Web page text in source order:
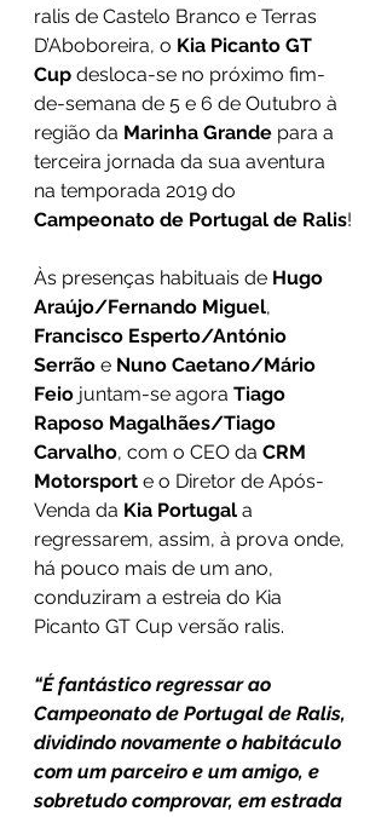
ralis de Castelo Branco e Terras
D’Aboboreira, o Kia Picanto GT
Cup desloca-se no próximo fim-
de-semana de 5 e 6 de Outubro à
região da Marinha Grande para a
terceira jornada da sua aventura
na temporada 2019 do
Campeonato de Portugal de Ralis!
Às presenças habituais de Hugo
Araújo/Fernando Miguel,
Francisco Esperto/António
Serrão e Nuno Caetano/Mário
Feio juntam-se agora Tiago
Raposo Magalhães/Tiago
Carvalho, com o CEO da CRM
Motorsport e o Diretor de Após-
Venda da Kia Portugal a
regressarem, assim, à prova onde,
há pouco mais de um ano,
conduziram a estreia do Kia
Picanto GT Cup versão ralis.
“É fantástico regressar ao
Campeonato de Portugal de Ralis,
dividindo novamente o habitáculo
com um parceiro e um amigo, e
sobretudo comprovar, em estrada